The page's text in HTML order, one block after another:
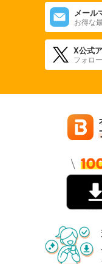
メール
お得な
X公式
フォロ